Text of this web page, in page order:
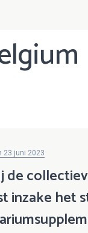
23 juni 2023
de
inzake het